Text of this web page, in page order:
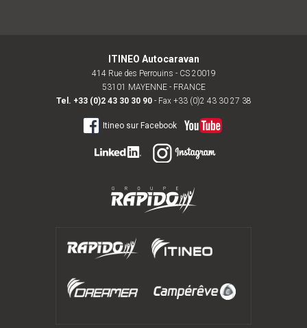
ITINEO Autocaravan
414 Rue des Perrouins - CS 20019
53101 MAYENNE - FRANCE
Tel. +33 (0)2 43 30 30 90- Fax +33 (0)2 43 30 27 38
Itineo sur Facebook